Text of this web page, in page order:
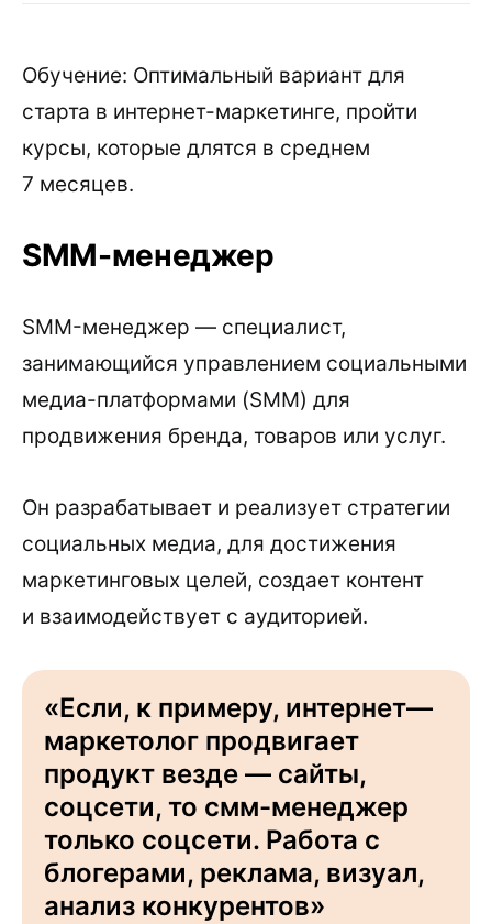
Обучение: Оптимальный вариант для
старта в интернет-маркетинге, пройти
курсы, которые длятся в среднем
7 месяцев.
SMM-менеджер
SMM-менеджер — специалист,
занимающийся управлением социальными
медиа-платформами (SMM) для
продвижения бренда, товаров или услуг.
Он разрабатывает и реализует стратегии
социальных медиа, для достижения
маркетинговых целей, создает контент
и взаимодействует с аудиторией.
«Если, к примеру, интернет—
маркетолог продвигает
продукт везде — сайты,
соцсети, то смм-менеджер
только соцсети. Работа с
блогерами, реклама, визуал,
анализ конкурентов»